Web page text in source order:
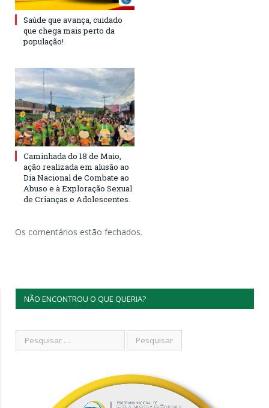
Saúde que avança, cuidado
que chega mais perto da
população!
Caminhada do 18 de Maio,
ação realizada em alusão ao
Dia Nacional de Combate ao
Abuso e à Exploração Sexual
de Crianças e Adolescentes.
Os comentários estão fechados.
NÃO ENCONTROU O QUE QUERIA?